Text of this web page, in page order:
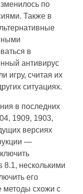
по
Также в
в
антивирус
игру, считая их
ситуациях.
в последних
1909, 1903,
версиях
—
несколькими
его
методы схожи с